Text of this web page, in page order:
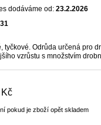
dodáváme od: 23.2.2026
tyčkové. Odrůda určená pro
vzrůstu s množstvím
pokud je zboží opět skladem